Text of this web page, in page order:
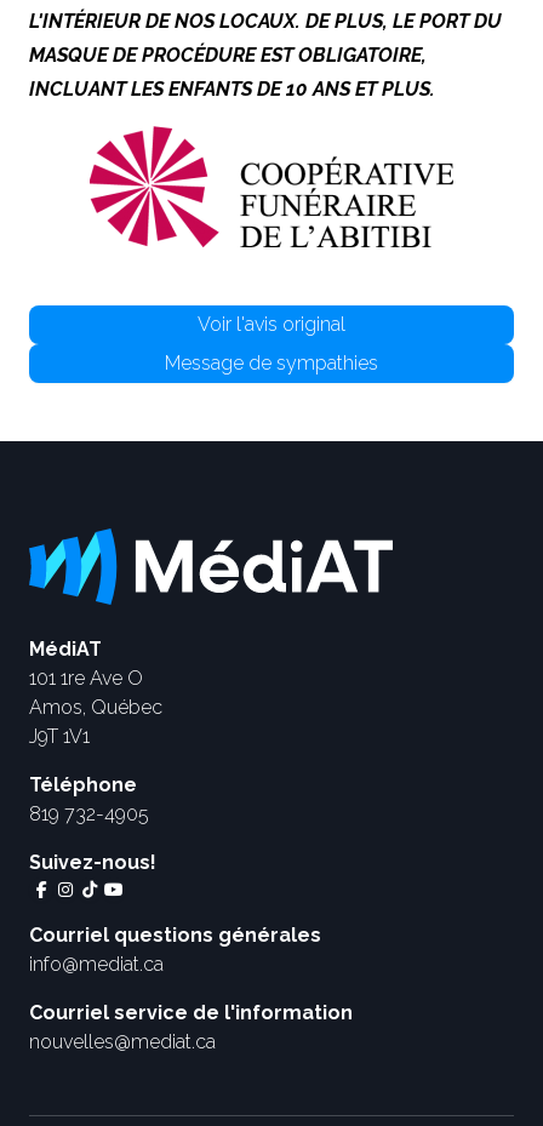
L'INTÉRIEUR DE NOS LOCAUX. DE PLUS, LE PORT DU
MASQUE DE PROCÉDURE EST OBLIGATOIRE,
INCLUANT LES ENFANTS DE 10 ANS ET PLUS.
Voir l'avis original
Message de sympathies
MédiAT
101 1re Ave O
Amos, Québec
J9T 1V1
Téléphone
819 732-4905
Suivez-nous!
Courriel questions générales
info@mediat.ca
Courriel service de l'information
nouvelles@mediat.ca